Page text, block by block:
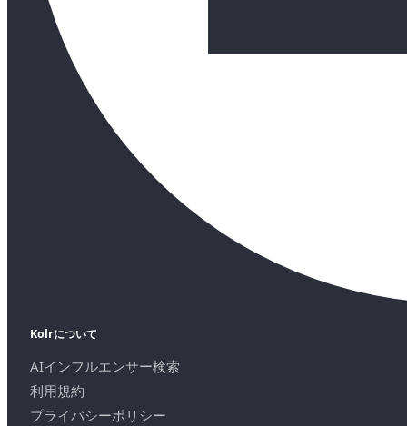
Kolrについて
AIインフルエンサー検索
利用規約
プライバシーポリシー